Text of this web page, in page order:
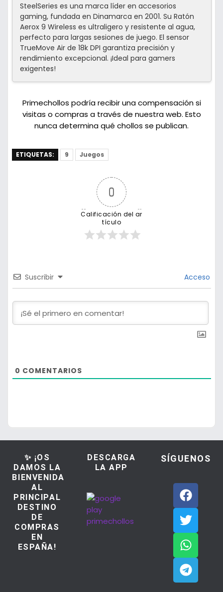
SteelSeries es una marca líder en accesorios
gaming, fundada en Dinamarca en 2001. Su Ratón
Aerox 9 Wireless es ultraligero y resistente al agua,
perfecto para largas sesiones de juego. El sensor
TrueMove Air de 18k DPI garantiza precisión y
rendimiento excepcional. ¡Ideal para gamers
exigentes!
Primechollos podría recibir una compensación si
visitas o compras a través de nuestra web. Esto
nunca determina qué chollos se publican.
ETIQUETAS: 9 Juegos
0
Calificación del ar
tículo
Suscribir Acceso
0 COMENTARIOS
✨ ¡OS
DAMOS LA
BIENVENIDA
AL
PRINCIPAL
DESTINO
DE
COMPRAS
EN
ESPAÑA!
DESCARGA
LA APP
SÍGUENOS